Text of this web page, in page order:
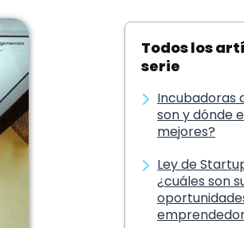
Todos los
serie
Incubadoras
son y dónde
mejores?
Ley de
¿cuáles son